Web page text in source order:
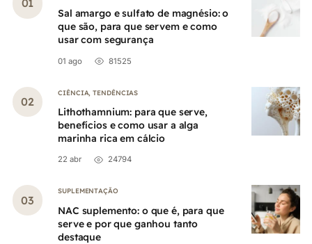
Sal amargo e sulfato de magnésio: o
que são, para que servem e como
usar com segurança
01 ago 81525
CIÊNCIA ,TENDÊNCIAS
Lithothamnium: para que serve,
benefícios e como usar a alga
marinha rica em cálcio
22 abr 24794
SUPLEMENTAÇÃO
NAC suplemento: o que é, para que
serve e por que ganhou tanto
destaque